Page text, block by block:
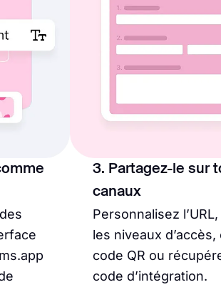
3. Partagez-le sur
canaux
Personnalisez
les niveaux
code QR ou
code d’intégration.